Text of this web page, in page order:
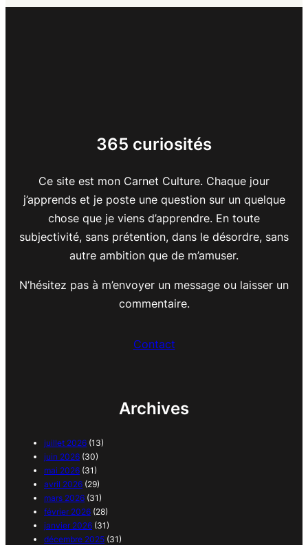
365 curiosités
Ce site est mon Carnet Culture. Chaque jour
j’apprends et je poste une question sur un quelque
chose que je viens d’apprendre. En toute
subjectivité, sans prétention, dans le désordre, sans
autre ambition que de m’amuser.
N’hésitez pas à m’envoyer un message ou laisser un
commentaire.
Contact
Archives
juillet 2026 (13)
juin 2026 (30)
mai 2026 (31)
avril 2026 (29)
mars 2026 (31)
février 2026 (28)
janvier 2026 (31)
décembre 2025 (31)